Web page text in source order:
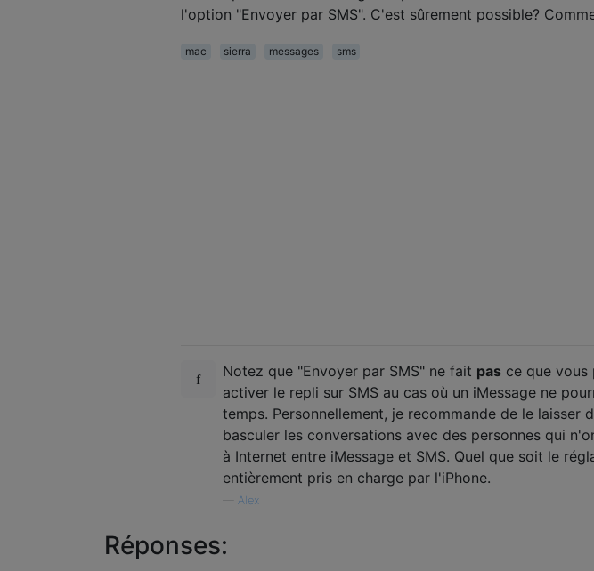
l'option "Envoyer par SMS". C'est sûrement possible?
mac sierra messages sms
Notez que "Envoyer par SMS" ne fait pas ce que
activer le repli sur SMS au cas où un iMessage ne
temps. Personnellement, je recommande de le laisser
basculer les conversations avec des personnes qui
à Internet entre iMessage et SMS. Quel que soit le
entièrement pris en charge par l'iPhone.
Alex
Réponses: